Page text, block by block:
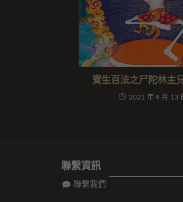
寶生百法之尸陀林主
2021 年 9 月 13
聯繫資訊
聯繫我們